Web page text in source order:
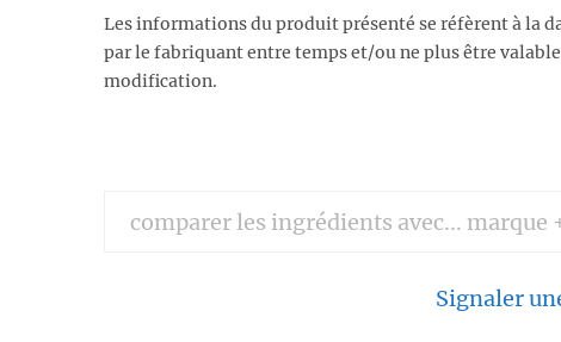
Les informations du produit présenté se réfèrent à la
par le fabriquant entre temps et/ou ne plus être
modification.
Signaler